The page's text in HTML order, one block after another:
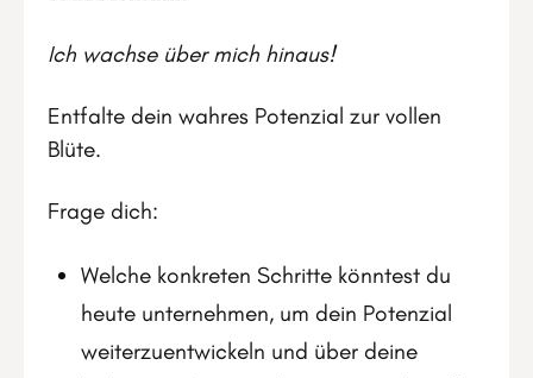
Ich wachse über mich hinaus!
Entfalte dein wahres Potenzial zur vollen
Blüte.
Frage dich:
Welche konkreten Schritte könntest du
heute unternehmen, um dein Potenzial
weiterzuentwickeln und über deine